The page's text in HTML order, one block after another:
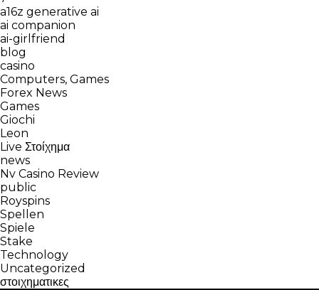
a16z generative ai
ai companion
ai-girlfriend
blog
casino
Computers, Games
Forex News
Games
Giochi
Leon
Live Στοίχημα
news
Nv Casino Review
public
Royspins
Spellen
Spiele
Stake
Technology
Uncategorized
στοιχηματικες